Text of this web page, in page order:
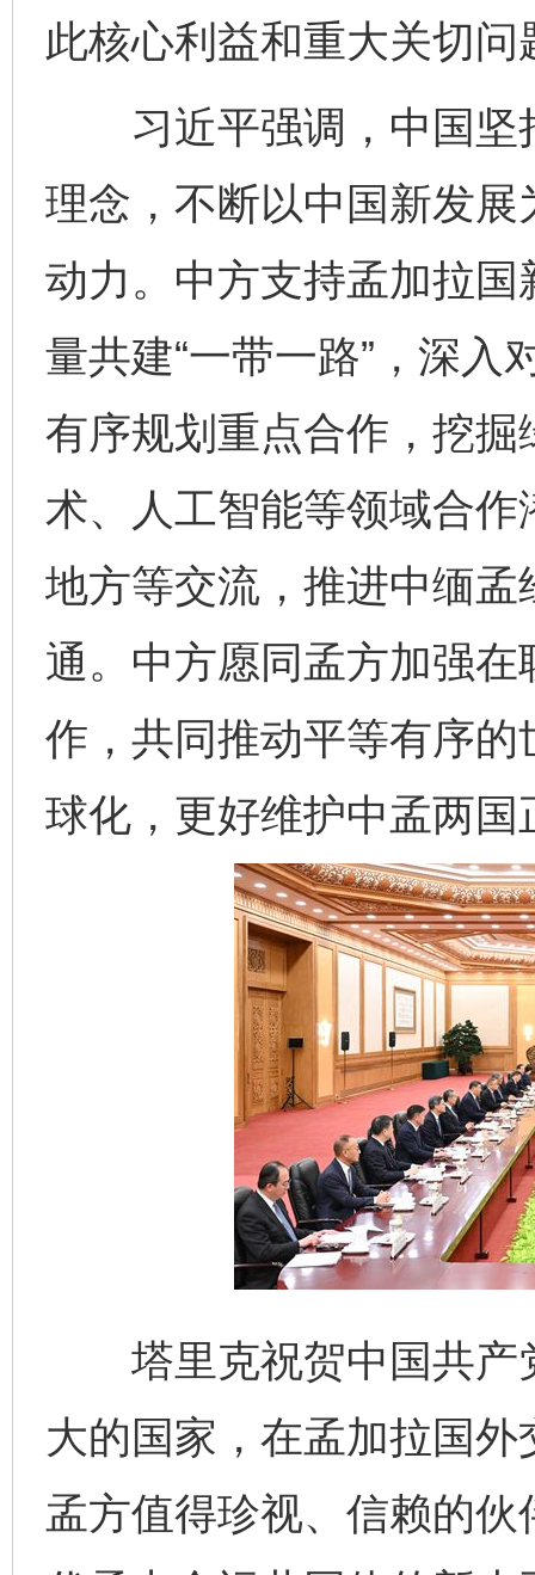
此核心利益和重大关切
习近平强调，中国坚
理念，不断以中国新发
动力。中方支持孟加拉
量共建“一带一路”，深入
有序规划重点合作，挖
术、人工智能等领域合
地方等交流，推进中缅
通。中方愿同孟方加强
作，共同推动平等有序
球化，更好维护中孟两
塔里克祝贺中国共产
大的国家，在孟加拉国
孟方值得珍视、信赖的